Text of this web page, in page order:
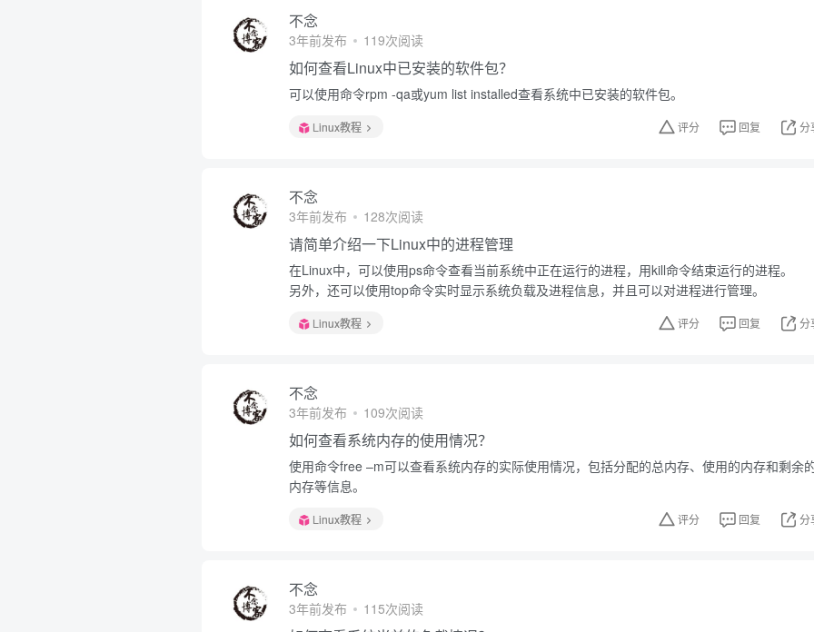
不念
3年前发布 119次阅读
如何查看Linux中已安装的软件包？
可以使用命令rpm -qa或yum list installed查看系统中已安装的软件包。
Linux教程 评分 回复 分
不念
3年前发布 128次阅读
请简单介绍一下Linux中的进程管理
在Linux中，可以使用ps命令查看当前系统中正在运行的进程，用kill命令结束运行的进程。
另外，还可以使用top命令实时显示系统负载及进程信息，并且可以对进程进行管理。
Linux教程 评分 回复 分
不念
3年前发布 109次阅读
如何查看系统内存的使用情况？
使用命令free –m可以查看系统内存的实际使用情况，包括分配的总内存、使用的内存和剩余
内存等信息。
Linux教程 评分 回复 分
不念
3年前发布 115次阅读